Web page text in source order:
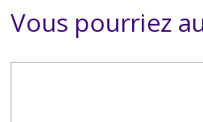
Vous pourriez